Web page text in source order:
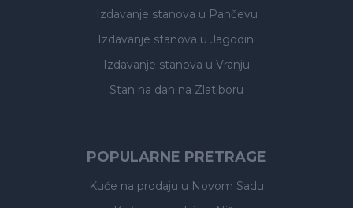
Izdavanje stanova u Pančevu
Izdavanje stanova u Jagodini
Izdavanje stanova u Vranju
Stan na dan na Zlatiboru
POPULARNE PRETRAGE
Kuće na prodaju u Novom Sadu